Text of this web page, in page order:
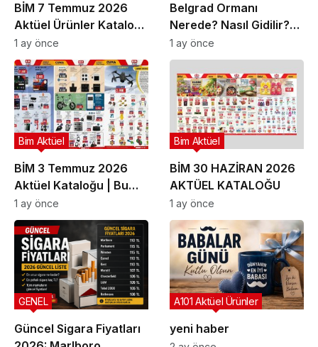
BİM 7 Temmuz 2026
Aktüel Ürünler Kataloğu
| Bu Hafta İndirimde
Olan Ürünler
1 ay önce
Belgrad Ormanı
Nerede? Nasıl Gidilir?
Güncel Gezi Rehberi
1 ay önce
BİM 3 Temmuz 2026
Aktüel Kataloğu | Bu
Hafta İndirime Giren
Ürünler
Bim Aktüel
1 ay önce
BİM 30 HAZİRAN 2026
AKTÜEL KATALOĞU
Bim Aktüel
1 ay önce
Güncel Sigara Fiyatları
GENEL
yeni haber
A101 Aktüel Ürünler